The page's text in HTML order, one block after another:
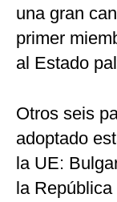
una gran
primer
al Estado
Otros seis
adoptado
la UE:
la